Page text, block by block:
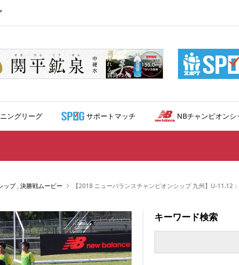
ングリーグ サポートマッチ NBチャンピオンシ
ップ ,決勝戦ムービー 【2018 ニューバランスチャンピオンシップ 九州】U-11.12
キーワード検索